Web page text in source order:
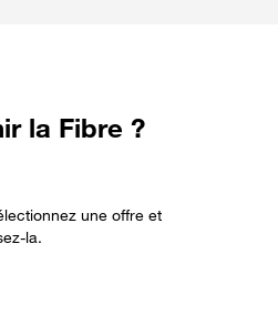
la Fibre ?
une offre et
la.